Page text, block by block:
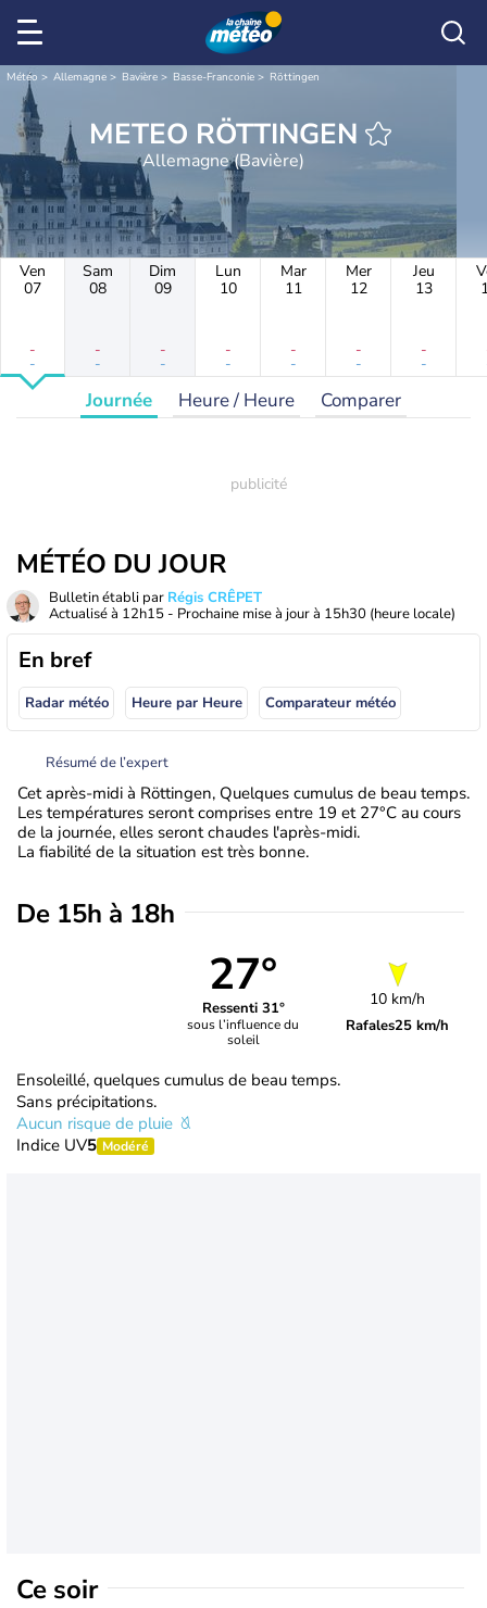
Météo Allemagne Bavière Basse-Franconie Röttingen
METEO RÖTTINGEN
Allemagne (Bavière)
Ven
07
-
-
Sam
08
-
-
Dim
09
-
-
Lun
10
-
-
Mar
11
-
-
Mer
12
-
-
Jeu
13
-
-
Journée Heure / Heure Comparer
MÉTÉO DU JOUR
Bulletin établi par Régis CRÊPET
Actualisé à 12h15 - Prochaine mise à jour à 15h30 (heure locale)
En bref
Radar météo Heure par Heure Comparateur météo
Résumé de l’expert
Cet après-midi à Röttingen, Quelques cumulus de beau temps.
Les températures seront comprises entre 19 et 27°C au cours
de la journée, elles seront chaudes l'après-midi.
La fiabilité de la situation est très bonne.
De 15h à 18h
27°
Ressenti 31°
sous l’influence du
soleil
10 km/h
Rafales25 km/h
Ensoleillé, quelques cumulus de beau temps.
Sans précipitations.
Aucun risque de pluie
Indice UV5 Modéré
Ce soir